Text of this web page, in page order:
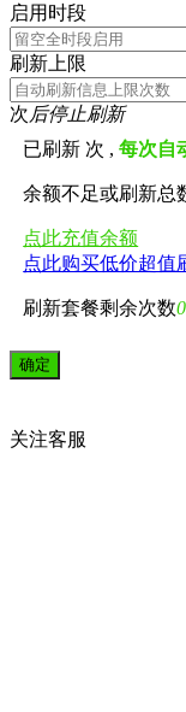
启用时段
刷新上限
次后停止刷新
已刷新 次 ,每次自
余额不足或刷新总
点此充值余额
点此购买低价超值
刷新套餐剩余次数0
关注客服